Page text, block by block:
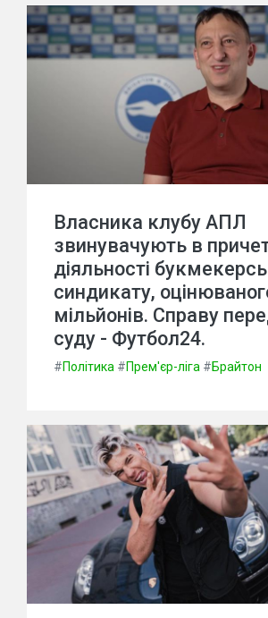
Власника клубу АПЛ
звинувачують в
діяльності
синдикату,
мільйонів. Справу
суду - Футбол24.
#Політика #Прем'єр-ліга #Брайтон